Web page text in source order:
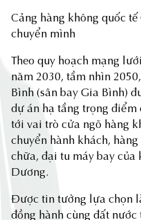
Cảng hàng không quốc
chuyển mình
Theo quy hoạch mạng
năm 2030, tầm nhìn
Bình (sân bay Gia Bình)
dự án hạ tầng trọng
tới vai trò cửa ngõ hàng
chuyển hành khách,
chữa, đại tu máy bay của
Dương.
Được tin tưởng lựa chọn
đồng hành cùng đất